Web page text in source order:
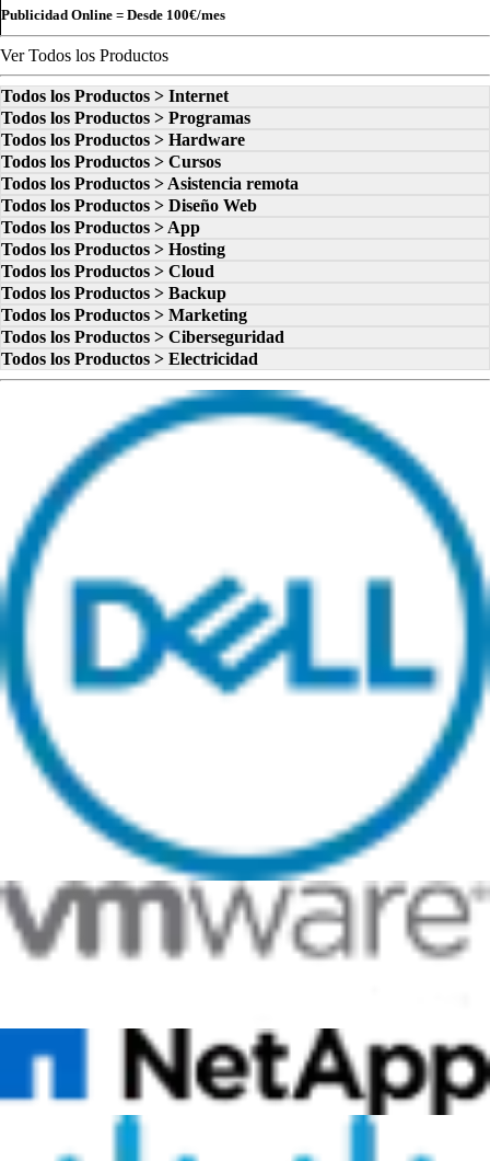
Publicidad Online = Desde 100€/mes
Ver Todos los Productos
Todos los Productos > Internet
Todos los Productos > Programas
Todos los Productos > Hardware
Todos los Productos > Cursos
Todos los Productos > Asistencia remota
Todos los Productos > Diseño Web
Todos los Productos > App
Todos los Productos > Hosting
Todos los Productos > Cloud
Todos los Productos > Backup
Todos los Productos > Marketing
Todos los Productos > Ciberseguridad
Todos los Productos > Electricidad